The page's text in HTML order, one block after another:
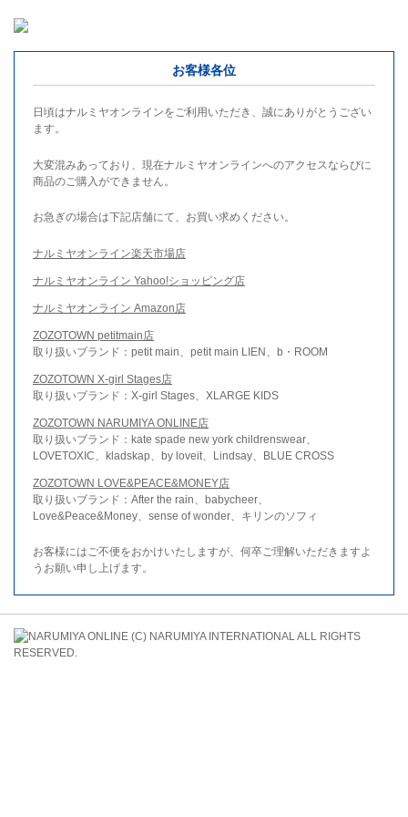
お客様各位
日頃はナルミヤオンラインをご利用いただき、誠にありがとうござい
ます。
大変混みあっており、現在ナルミヤオンラインへのアクセスならびに
商品のご購入ができません。
お急ぎの場合は下記店舗にて、お買い求めください。
ナルミヤオンライン楽天市場店
ナルミヤオンライン Yahoo!ショッピング店
ナルミヤオンライン Amazon店
ZOZOTOWN petitmain店
取り扱いブランド：petit main、petit main LIEN、b・ROOM
ZOZOTOWN X-girl Stages店
取り扱いブランド：X-girl Stages、XLARGE KIDS
ZOZOTOWN NARUMIYA ONLINE店
取り扱いブランド：kate spade new york childrenswear、
LOVETOXIC、kladskap、by loveit、Lindsay、BLUE CROSS
ZOZOTOWN LOVE&PEACE&MONEY店
取り扱いブランド：After the rain、babycheer、
Love&Peace&Money、sense of wonder、キリンのソフィ
お客様にはご不便をおかけいたしますが、何卒ご理解いただきますよ
うお願い申し上げます。